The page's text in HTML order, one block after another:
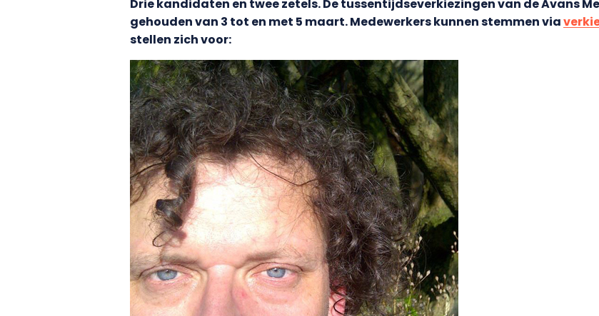
Drie kandidaten en twee zetels. De tussentijdseverkiezingen van de Avans
gehouden van 3 tot en met 5 maart. Medewerkers kunnen stemmen via
stellen zich voor: